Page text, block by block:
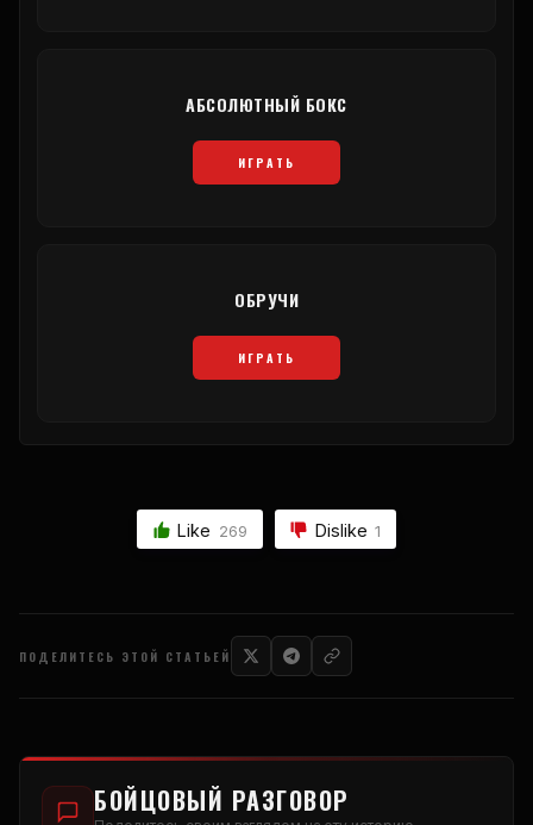
АБСОЛЮТНЫЙ БОКС
ИГРАТЬ
ОБРУЧИ
ИГРАТЬ
Like 269 Dislike 1
ПОДЕЛИТЕСЬ ЭТОЙ СТАТЬЕЙ
БОЙЦОВЫЙ РАЗГОВОР